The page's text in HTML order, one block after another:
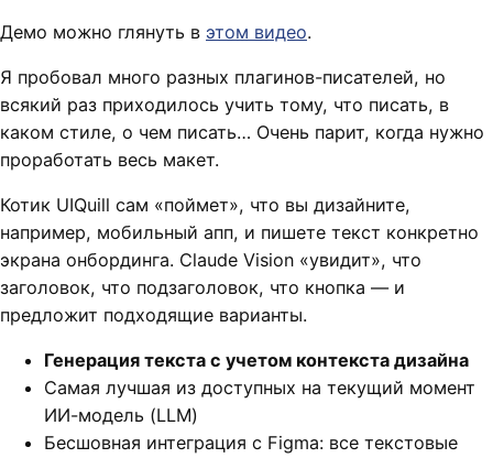
Демо можно глянуть в этом видео.
Я пробовал много разных плагинов-писателей, но
всякий раз приходилось учить тому, что писать, в
каком стиле, о чем писать… Очень парит, когда нужно
проработать весь макет.
Котик UIQuill сам «поймет», что вы дизайните,
например, мобильный апп, и пишете текст конкретно
экрана онбординга. Claude Vision «увидит», что
заголовок, что подзаголовок, что кнопка — и
предложит подходящие варианты.
Генерация текста с учетом контекста дизайна
Самая лучшая из доступных на текущий момент
ИИ-модель (LLM)
Бесшовная интеграция с Figma: все текстовые